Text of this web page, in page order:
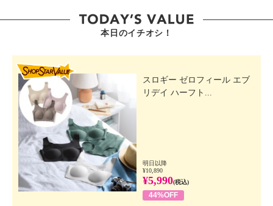
本日のイチオシ！
スロギー ゼロフィール エブ
リデイ ハーフト...
明日以降
¥10,890
¥5,990(税込)
44%OFF